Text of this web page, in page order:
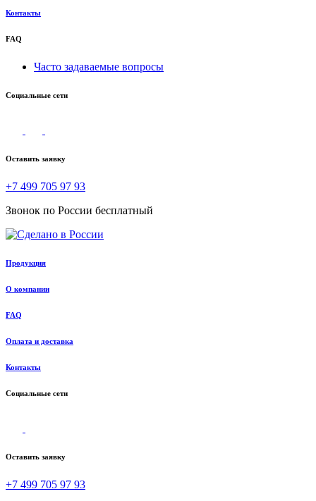
Контакты
FAQ
Часто задаваемые вопросы
Социальные сети
Оставить заявку
+7 499 705 97 93
Звонок по России бесплатный
Продукция
О компании
FAQ
Оплата и доставка
Контакты
Социальные сети
Оставить заявку
+7 499 705 97 93